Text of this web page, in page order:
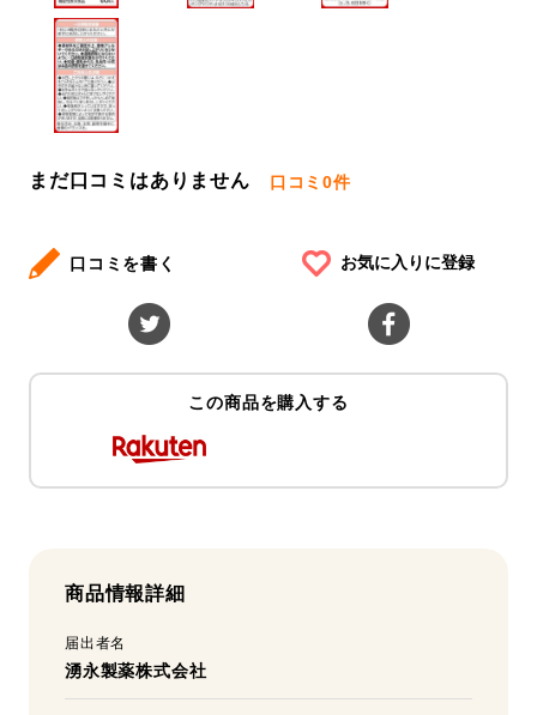
まだ口コミはありません 口コミ0件
口コミを書く お気に入りに登録
この商品を購入する
商品情報詳細
届出者名
湧永製薬株式会社